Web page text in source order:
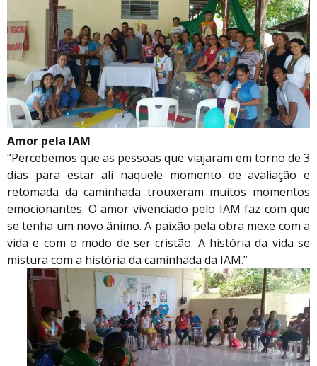
Amor pela IAM
“Percebemos que as pessoas que viajaram em torno de 3
dias para estar ali naquele momento de avaliação e
retomada da caminhada trouxeram muitos momentos
emocionantes. O amor vivenciado pelo IAM faz com que
se tenha um novo ânimo. A paixão pela obra mexe com a
vida e com o modo de ser cristão. A história da vida se
mistura com a história da caminhada da IAM.”